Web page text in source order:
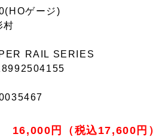
ゲージ)
村
RAIL SERIES
16,000円（税込17,600円）